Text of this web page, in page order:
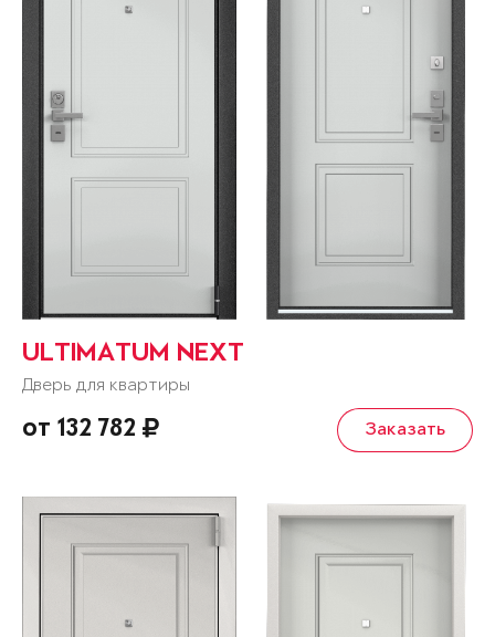
ULTIMATUM NEXT
Дверь для квартиры
от 132 782 Заказать